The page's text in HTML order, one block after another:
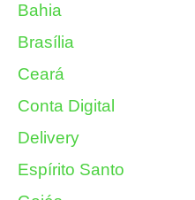
Bahia
Brasília
Ceará
Conta Digital
Delivery
Espírito Santo